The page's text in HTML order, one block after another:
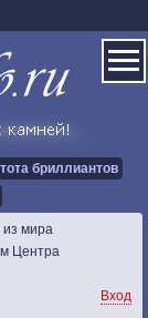
бриллиантов
из мира
Центра
Вход